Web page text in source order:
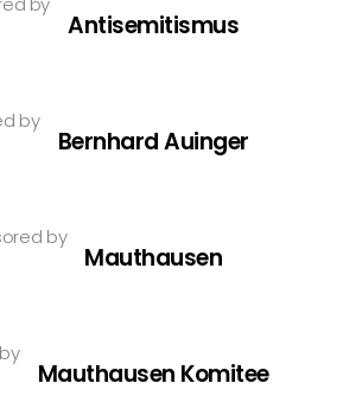
Antisemitismus
by
Bernhard Auinger
by
Mauthausen
Mauthausen Komitee